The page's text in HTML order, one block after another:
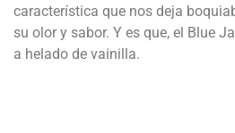
característica que nos deja
su olor y sabor. Y es que, el Blue
a helado de vainilla.